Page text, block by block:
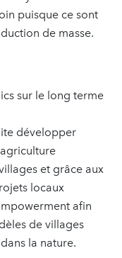
puisque ce sont
de masse.
sur le long terme
développer
et grâce aux
locaux
afin
de villages
la nature.